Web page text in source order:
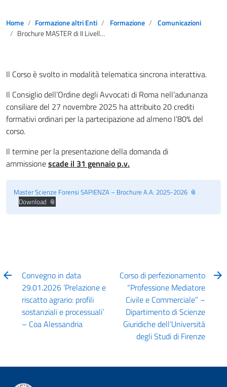
Home Formazione altri Enti Formazione
Comunicazioni
Brochure MASTER di II Livello in SCIENZE FORENSI (Criminologia-Investigazione-Security-Intelligence) – Università degli Studi di Roma “La Sapienza”
Il Corso è svolto in modalità telematica sincrona interattiva.
Il Consiglio dell’Ordine degli Avvocati di Roma nell’adunanza
consiliare del 27 novembre 2025 ha attribuito 20 crediti
formativi ordinari per la partecipazione ad almeno l’80% del
corso.
Il termine per la presentazione della domanda di
ammissionescade il 31 gennaio p.v.
Master Scienze Forensi SAPIENZA – Brochure A.A. 2025-2026
Download
Convegno in data
29.01.2026 ‘Prelazione e
riscatto agrario: profili
sostanziali e processuali’
– Coa Alessandria
Corso di perfezionamento
“Professione Mediatore
Civile e Commerciale” –
Dipartimento di Scienze
Giuridiche dell’Università
degli Studi di Firenze